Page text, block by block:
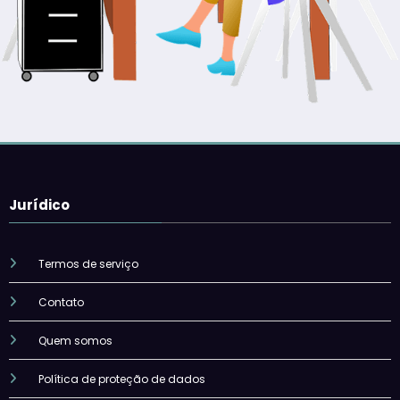
Jurídico
Termos de serviço
Contato
Quem somos
Política de proteção de dados